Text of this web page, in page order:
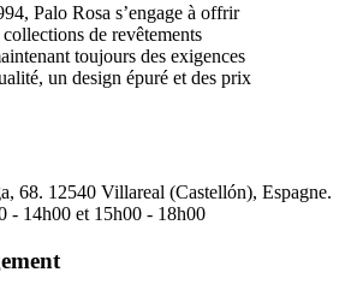
Palo Rosa s’engage à offrir
de revêtements
toujours des exigences
un design épuré et des prix
68. 12540 Villareal (Castellón), Espagne.
- 14h00 et 15h00 - 18h00